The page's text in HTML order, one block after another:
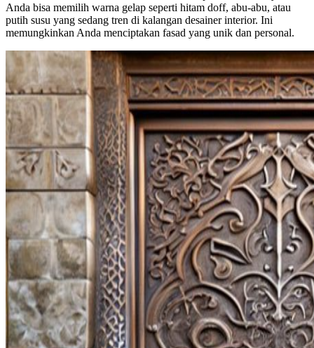
Anda bisa memilih warna gelap seperti hitam doff, abu-abu, atau
putih susu yang sedang tren di kalangan desainer interior. Ini
memungkinkan Anda menciptakan fasad yang unik dan personal.